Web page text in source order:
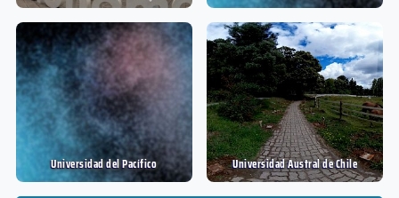
Universidad del Pací­fico Universidad Austral de Chile